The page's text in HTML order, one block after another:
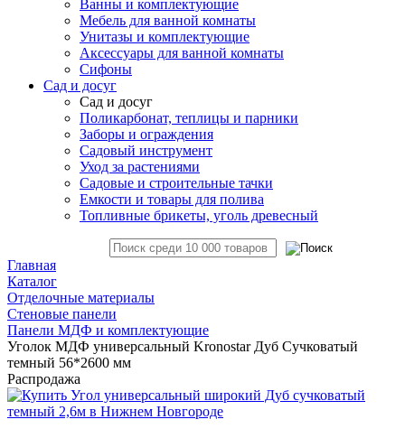
Ванны и комплектующие
Мебель для ванной комнаты
Унитазы и комплектующие
Аксессуары для ванной комнаты
Сифоны
Сад и досуг
Сад и досуг
Поликарбонат, теплицы и парники
Заборы и ограждения
Садовый инструмент
Уход за растениями
Садовые и строительные тачки
Емкости и товары для полива
Топливные брикеты, уголь древесный
Главная
Каталог
Отделочные материалы
Стеновые панели
Панели МДФ и комплектующие
Уголок МДФ универсальный Kronostar Дуб Сучковатый
темный 56*2600 мм
Распродажа